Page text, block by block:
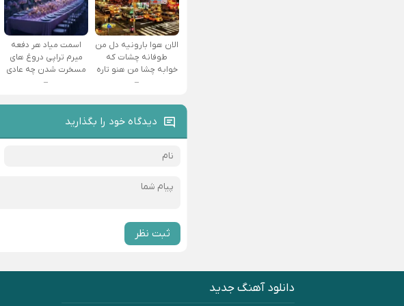
الان هوا بارونیه دل من
طوفانه چشات که
خوابه چشا من هنو تاره
–
اسمت میاد هر دفعه
میرم تراپی دروغ‌ های
مسخرت شدن چه عادی
–
دیدگاه خود را بگذارید
ثبت نظر
دانلود آهنگ جدید